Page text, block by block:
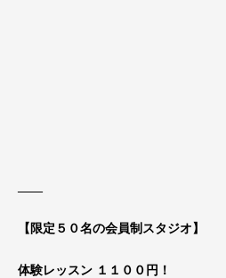
【限定５０名の会員制スタジオ】
体験レッスン １１００円！